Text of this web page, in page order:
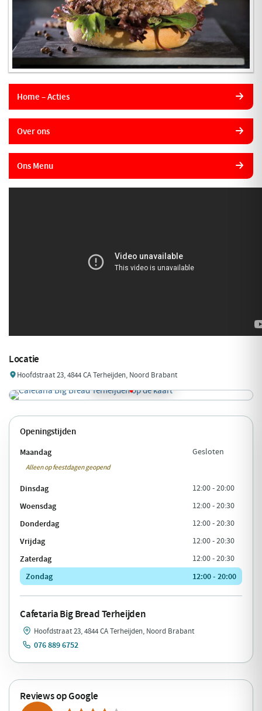
Home – Acties
Over ons
Ons Menu
Locatie
Hoofdstraat 23, 4844 CA Terheijden, Noord Brabant
Openingstijden
Maandag Gesloten
Alleen op feestdagen geopend
Dinsdag 12:00 - 20:00
Woensdag 12:00 - 20:30
Donderdag 12:00 - 20:30
Vrijdag 12:00 - 20:30
Zaterdag 12:00 - 20:30
Zondag 12:00 - 20:00
Cafetaria Big Bread Terheijden
Hoofdstraat 23, 4844 CA Terheijden, Noord Brabant
076 889 6752
Reviews op Google